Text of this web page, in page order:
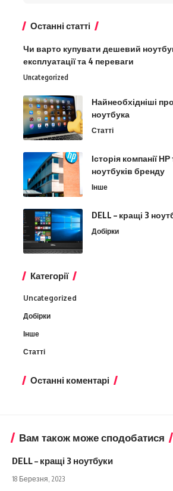
Останні статті
Чи варто купувати дешевий
експлуатації та 4 переваги
Uncategorized
Найнеобхідніші
ноутбука
Статті
Історія компанії НР
ноутбуків бренду
Інше
DELL – кращі 3
Добірки
Категорії
Uncategorized
Добірки
Інше
Статті
Останні коментарі
Вам також може сподобатися
DELL – кращі 3 ноутбуки
18 Березня, 2023